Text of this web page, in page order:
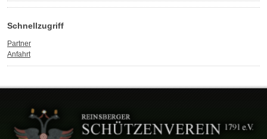
Schnellzugriff
Partner
Anfahrt